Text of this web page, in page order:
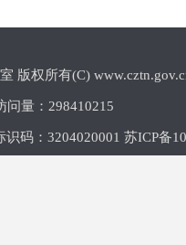
版权所有(C)
问量： 298410215
码：3204020001 苏ICP备